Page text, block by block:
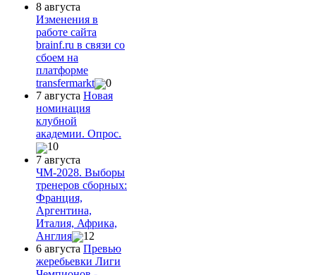
8 августа
Изменения в
работе сайта
brainf.ru в связи со
сбоем на
платформе
transfermarkt
0
7 августа Новая
номинация
клубной
академии. Опрос.
10
7 августа
ЧМ-2028. Выборы
тренеров сборных:
Франция,
Аргентина,
Италия, Африка,
Англия
12
6 августа Превью
жеребьевки Лиги